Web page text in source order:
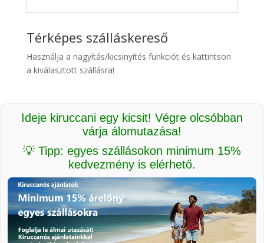
Térképes szálláskereső
Használja a nagyítás/kicsinyítés funkciót és kattintson
a kiválasztott szállásra!
Ideje kiruccani egy kicsit! Végre olcsóbban
várja álomutazása!
💡 Tipp: egyes szállásokon minimum 15%
kedvezmény is elérhető.